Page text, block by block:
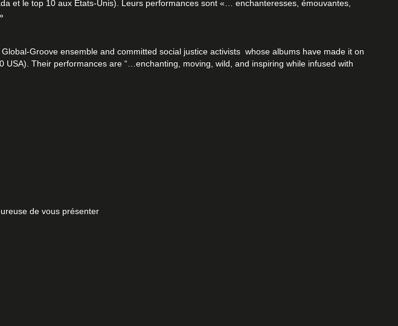
et le top 10 aux États-Unis). Leurs performances sont «… enchanteresses, émouvantes,
Groove ensemble and committed social justice activists whose albums have made it on
Their performances are “…enchanting, moving, wild, and inspiring while infused with
de vous présenter